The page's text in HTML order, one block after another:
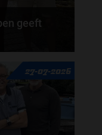
geeft
Gaat George
de budgetcap...
27-07-2026